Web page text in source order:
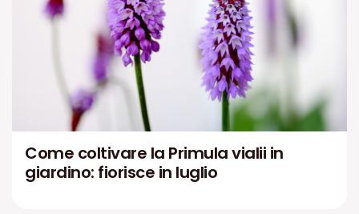
Come coltivare la Primula vialii in
giardino: fiorisce in luglio